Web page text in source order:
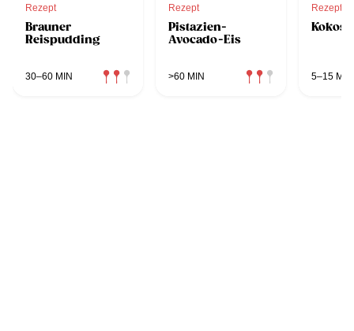
Rezept
Brauner
Reispudding
30–60 MIN
Rezept
Pistazien-
Avocado-Eis
>60 MIN
Rezept
5–15 MIN